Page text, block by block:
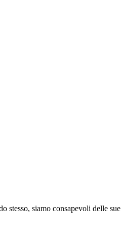
stesso, siamo consapevoli delle sue